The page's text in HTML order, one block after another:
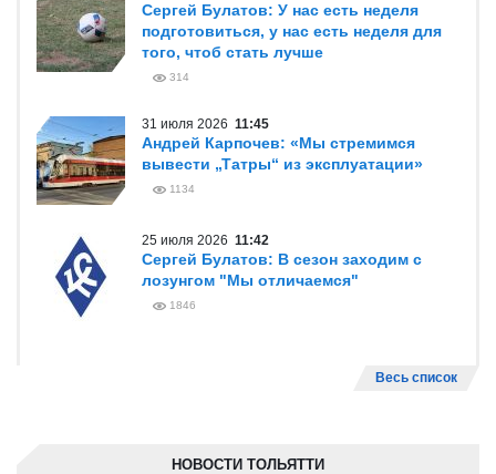
Сергей Булатов: У нас есть неделя
подготовиться, у нас есть неделя для
того, чтоб стать лучше
314
31 июля 2026 11:45
Андрей Карпочев: «Мы стремимся
вывести „Татры“ из эксплуатации»
1134
25 июля 2026 11:42
Сергей Булатов: В сезон заходим с
лозунгом "Мы отличаемся"
1846
Весь список
НОВОСТИ ТОЛЬЯТТИ